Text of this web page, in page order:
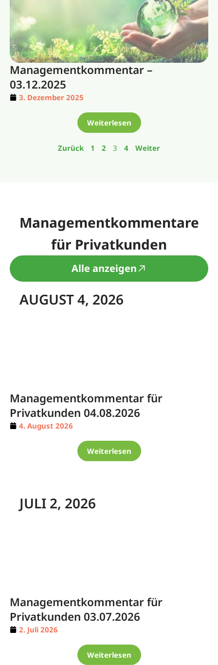
Managementkommentar –
03.12.2025
3. Dezember 2025
Weiterlesen
Zurück 1 2 3 4 Weiter
Managementkommentare
für Privatkunden
Alle anzeigen
AUGUST 4, 2026
Managementkommentar für
Privatkunden 04.08.2026
4. August 2026
Weiterlesen
JULI 2, 2026
Managementkommentar für
Privatkunden 03.07.2026
2. Juli 2026
Weiterlesen